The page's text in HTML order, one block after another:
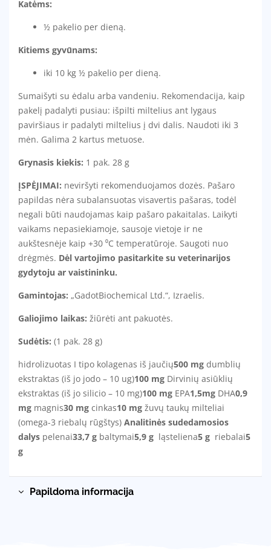
Katėms:
½ pakelio per dieną.
Kitiems gyvūnams:
iki 10 kg ½ pakelio per dieną.
Sumaišyti su ėdalu arba vandeniu. Rekomendacija, kaip
pakelį padalyti pusiau: išpilti miltelius ant lygaus
paviršiaus ir padalyti miltelius į dvi dalis. Naudoti iki 3
mėn. Galima 2 kartus metuose.
Grynasis kiekis: 1 pak. 28 g
ĮSPĖJIMAI: neviršyti rekomenduojamos dozės. Pašaro
papildas nėra subalansuotas visavertis pašaras, todėl
negali būti naudojamas kaip pašaro pakaitalas. Laikyti
vaikams nepasiekiamoje, sausoje vietoje ir ne
aukštesnėje kaip +30 ⁰C temperatūroje. Saugoti nuo
drėgmės. Dėl vartojimo pasitarkite su veterinarijos
gydytoju ar vaistininku.
Gamintojas: „GadotBiochemical Ltd.“, Izraelis.
Galiojimo laikas: žiūrėti ant pakuotės.
Sudėtis: (1 pak. 28 g)
hidrolizuotas I tipo kolagenas iš jaučių500 mg dumblių
ekstraktas (iš jo jodo – 10 ug)100 mg Dirvinių asiūklių
ekstraktas (iš jo silicio – 10 mg)100 mg EPA1,5mg DHA0,9
mg magnis30 mg cinkas10 mg žuvų taukų milteliai
(omega-3 riebalų rūgštys) Analitinės sudedamosios
dalys pelenai33,7 g baltymai5,9 g ląsteliena5 g riebalai5
g
Papildoma informacija